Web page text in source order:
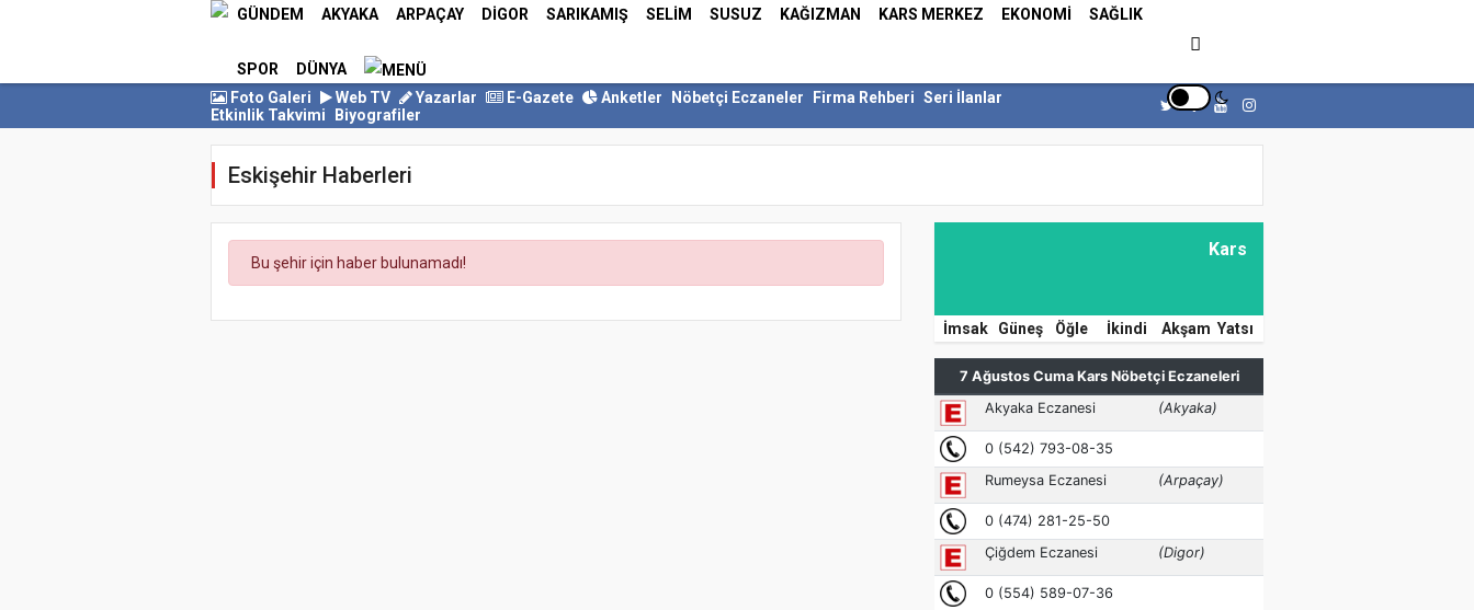
GÜNDEM AKYAKA ARPAÇAY DİGOR SARIKAMIŞ SELİM SUSUZ KAĞIZMAN KARS MERKEZ EKONOMİ SAĞLIK
SPOR
DÜNYA
Foto Galeri
Web TV Yazarlar E-Gazete Anketler Nöbetçi Eczaneler Firma Rehberi Seri İlanlar
Etkinlik Takvimi
Biyografiler
Eskişehir Haberleri
Bu şehir için haber bulunamadı!
Kars
İmsak Güneş Öğle İkindi Akşam Yatsı